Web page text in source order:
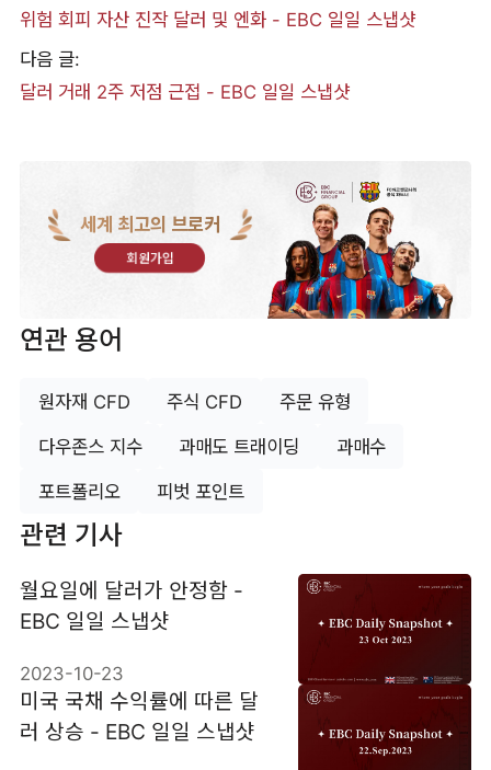
위험 회피 자산 진작 달러 및 엔화 - EBC 일일 스냅샷
다음 글:
달러 거래 2주 저점 근접 - EBC 일일 스냅샷
세계 최고의 브로커
회원가입
연관 용어
원자재 CFD 주식 CFD 주문 유형
다우존스 지수 과매도 트래이딩 과매수
포트폴리오 피벗 포인트
관련 기사
월요일에 달러가 안정함 -
EBC 일일 스냅샷
2023-10-23
미국 국채 수익률에 따른 달
러 상승 - EBC 일일 스냅샷